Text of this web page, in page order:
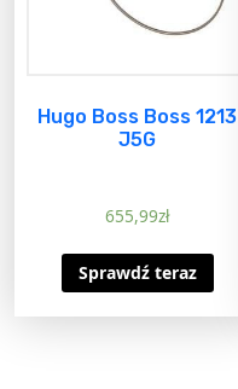
Hugo Boss Boss 1213
J5G
655,99zł
Sprawdź teraz